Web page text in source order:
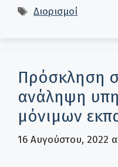
Ετικέτες
Διορισμοί
Πρόσκληση
ανάληψη
μόνιμων
16 Αυγούστου, 2022